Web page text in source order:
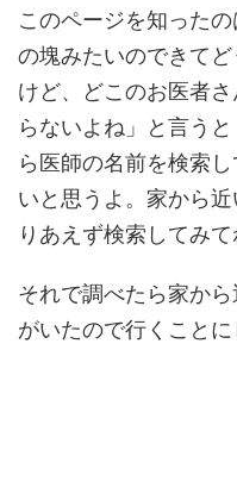
このページを知った
の塊みたいのできて
けど、どこのお医者
らないよね」と言う
ら医師の名前を検索
いと思うよ。家から
りあえず検索してみ
それで調べたら家か
がいたので行くことに